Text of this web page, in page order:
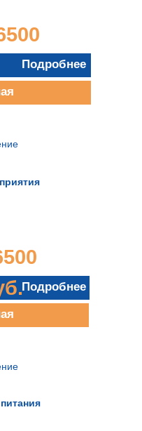
Подробнее
Подробнее
Подробнее